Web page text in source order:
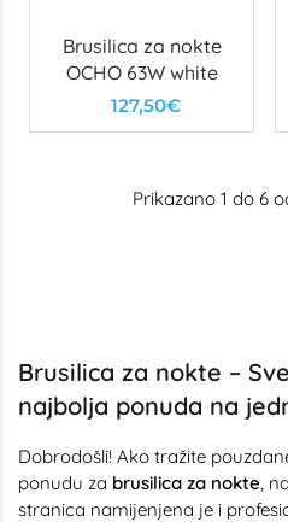
Brusilica za nokte
OCHO 63W white
127,50€
Prikazano 1 do 6
Brusilica za nokte –
najbolja ponuda na
Dobrodošli! Ako tražite
ponudu za brusilica za nokte,
stranica namijenjena je i